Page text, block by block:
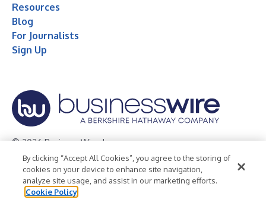
Resources
Blog
For Journalists
Sign Up
© 2026 Business Wire, Inc.
Privacy Policy Cookie Policy
Accessibility Statement
Terms of Use
Legal
By clicking “Accept All Cookies”, you agree to the storing of
cookies on your device to enhance site navigation,
analyze site usage, and assist in our marketing efforts.
Cookie Policy